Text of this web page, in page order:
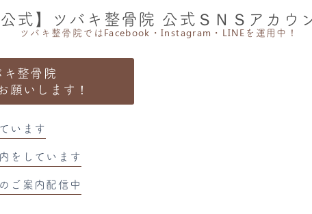
公式】ツバキ整骨院 公式ＳＮＳアカウ
ツバキ整骨院ではFacebook・Instagram・LINEを運用中！
キ整骨院
願いします！
います
をしています
ご案内配信中